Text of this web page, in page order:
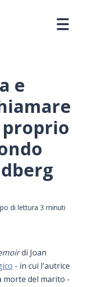
e
proprio
di lettura 3 minuti
di Joan
- in cui l'autrice
morte del marito -